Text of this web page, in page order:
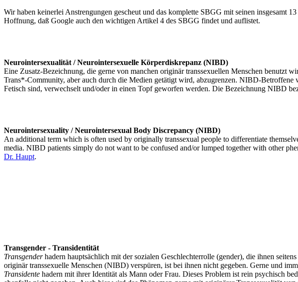
Wir haben keinerlei Anstrengungen gescheut und das komplette SBGG mit seinen
Hoffnung, daß Google auch den wichtigen Artikel 4 des SBGG findet und auflistet.
Neurointersexualität / Neurointersexuelle Körperdiskrepanz (NIBD)
Eine Zusatz-Bezeichnung, die gerne von manchen originär transsexuellen Menschen benutzt
Trans*-Community, aber auch durch die Medien getätigt wird, abzugrenzen. NIBD-
Fetisch sind, verwechselt und/oder in einen Topf geworfen werden. Die Bezeichnung NIBD
Neurointersexuality / Neurointersexual Body Discrepancy (NIBD)
An additional term which is often used by originally transsexual people to differentiate
media. NIBD patients simply do not want to be confused and/or lumped together with other
Dr. Haupt.
Transgender - Transidentität
Transgenderhadern hauptsächlich mit der sozialen Geschlechterrolle (gender), die ihnen
originär transsexuelle Menschen (NIBD) verspüren, ist bei ihnen nicht gegeben. Gerne und
Transidente hadern mit ihrer Identität als Mann oder Frau. Dieses Problem ist rein psychisch